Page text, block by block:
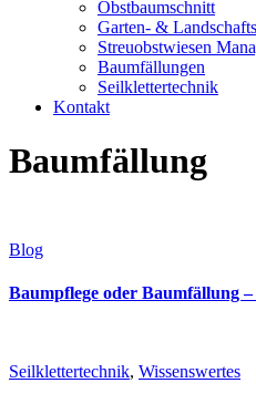
Obstbaumschnitt
Garten- &
Streuobstwiesen
Baumfällungen
Seilklettertechnik
Kontakt
Baumfällung
Blog
Baumpflege oder Baumfällung –
Seilklettertechnik, Wissenswertes